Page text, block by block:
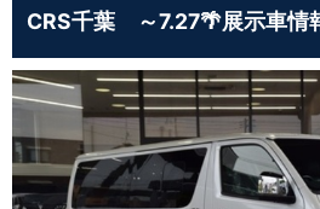
CRS千葉 ～7.27🌴展示車情